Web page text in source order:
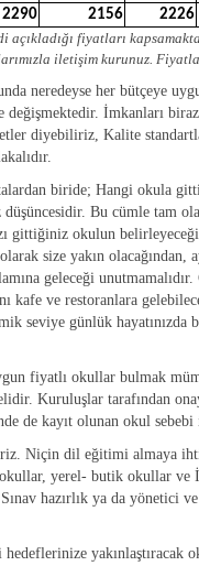
2290 2156 2226
fiyatları
iletişim kurunuz.
neredeyse her bütçeye
değişmektedir. İmkanları
diyebiliriz, Kalite
biride; Hangi okula
Bu cümle tam
gittiğiniz okulun
size yakın
geleceği
kafe ve restoranlara
seviye günlük hayatınızda
fiyatlı okullar bulmak
Kuruluşlar tarafından
de kayıt olunan okul
Niçin dil eğitimi almaya
yerel- butik okullar
hazırlık ya da yönetici
yakınlaştıracak